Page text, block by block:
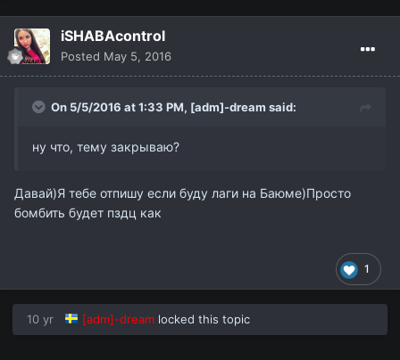
iSHABAcontrol
Posted May 5, 2016
On 5/5/2016 at 1:33 PM, [adm]-dream said:
ну что, тему закрываю?
Давай)Я тебе отпишу если буду лаги на Баюме)Просто
бомбить будет пздц как
1
10 yr [adm]-dream locked this topic